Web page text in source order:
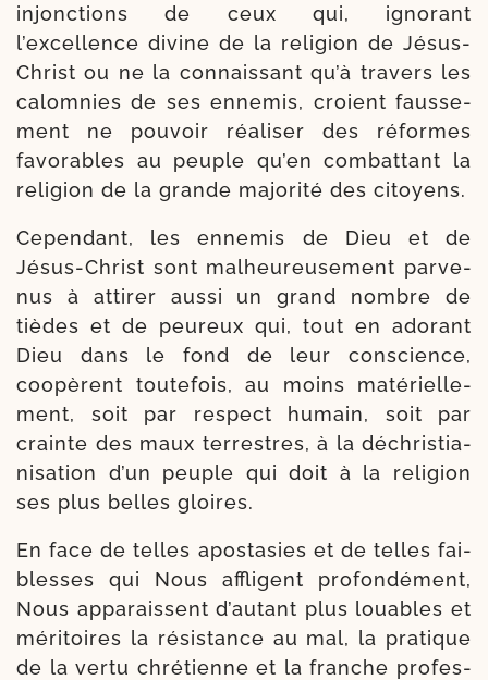
injonc­tions de ceux qui, igno­rant
l’excellence divine de la reli­gion de Jésus-​
Christ ou ne la connais­sant qu’à tra­vers les
calom­nies de ses enne­mis, croient faus­se­
ment ne pou­voir réa­li­ser des réformes
favo­rables au peuple qu’en com­bat­tant la
reli­gion de la grande majo­ri­té des citoyens.
Cependant, les enne­mis de Dieu et de
Jésus-​Christ sont mal­heu­reu­se­ment par­ve­
nus à atti­rer aus­si un grand nombre de
tièdes et de peu­reux qui, tout en ado­rant
Dieu dans le fond de leur conscience,
coopèrent tou­te­fois, au moins maté­riel­le­
ment, soit par res­pect humain, soit par
crainte des maux ter­restres, à la déchris­tia­
ni­sa­tion d’un peuple qui doit à la reli­gion
ses plus belles gloires.
En face de telles apos­ta­sies et de telles fai­
blesses qui Nous affligent pro­fon­dé­ment,
Nous appa­raissent d’autant plus louables et
méri­toires la résis­tance au mal, la pra­tique
de la ver­tu chré­tienne et la franche pro­fes­